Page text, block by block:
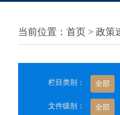
当前位置：首页 > 政策
栏目类别： 全部
文件级别： 全部